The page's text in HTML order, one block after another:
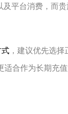
平台消费，而
，建议优先选择
合作为长期充值